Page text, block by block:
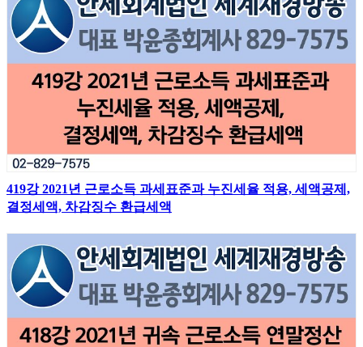
419강 2021년 근로소득 과세표준과 누진세율 적용, 세액공제,
결정세액, 차감징수 환급세액